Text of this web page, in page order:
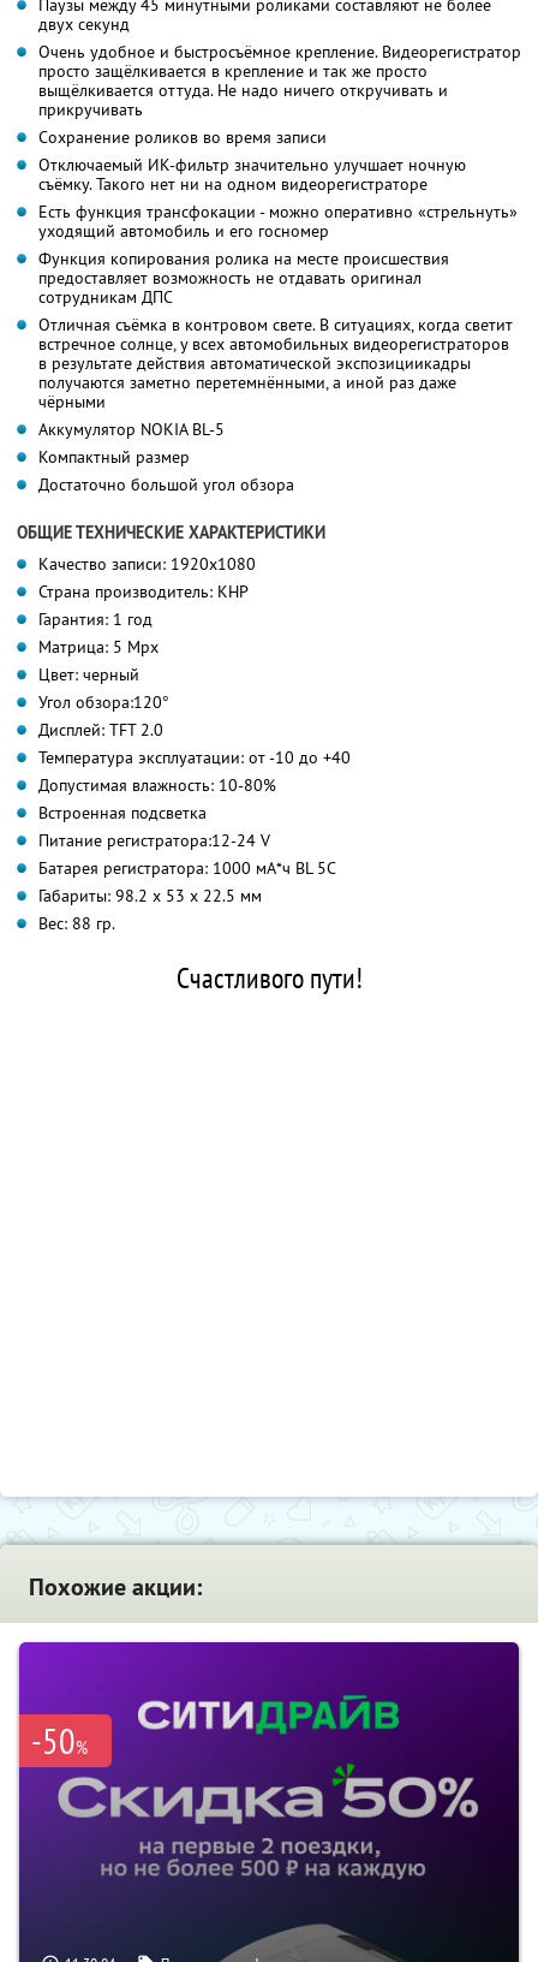
Паузы между 45 минутными роликами составляют не более
двух секунд
Очень удобное и быстросъёмное крепление. Видеорегистратор
просто защёлкивается в крепление и так же просто
выщёлкивается оттуда. Не надо ничего откручивать и
прикручивать
Сохранение роликов во время записи
Отключаемый ИК-фильтр значительно улучшает ночную
съёмку. Такого нет ни на одном видеорегистраторе
Есть функция трансфокации - можно оперативно «стрельнуть»
уходящий автомобиль и его госномер
Функция копирования ролика на месте происшествия
предоставляет возможность не отдавать оригинал
сотрудникам ДПС
Отличная съёмка в контровом свете. В ситуациях, когда светит
встречное солнце, у всех автомобильных видеорегистраторов
в результате действия автоматической экспозициикадры
получаются заметно перетемнёнными, а иной раз даже
чёрными
Аккумулятор NOKIA BL-5
Компактный размер
Достаточно большой угол обзора
ОБЩИЕ ТЕХНИЧЕСКИЕ ХАРАКТЕРИСТИКИ
Качество записи: 1920х1080
Страна производитель: КНР
Гарантия: 1 год
Матрица: 5 Mpx
Цвет: черный
Угол обзора:120°
Дисплей: TFT 2.0
Температура эксплуатации: от -10 до +40
Допустимая влажность: 10-80%
Встроенная подсветка
Питание регистратора:12-24 V
Батарея регистратора: 1000 мА*ч BL 5C
Габариты: 98.2 х 53 х 22.5 мм
Вес: 88 гр.
Счастливого пути!
Похожие акции:
-50%